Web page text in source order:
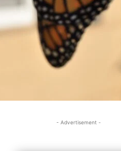
- Advertisement -